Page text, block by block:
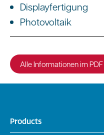
Displayfertigung
Photovoltaik
Alle Informationen im PDF
Products